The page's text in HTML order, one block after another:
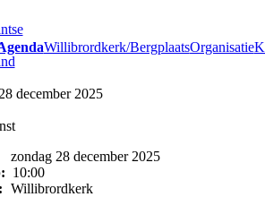
Willibrordkerk/BergplaatsOrganisatie
december 2025
zondag 28 december 2025
10:00
Willibrordkerk